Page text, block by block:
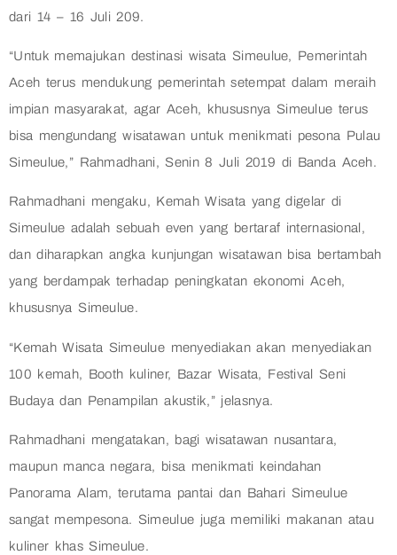
dari 14 – 16 Juli 209.
“Untuk memajukan destinasi wisata Simeulue, Pemerintah
Aceh terus mendukung pemerintah setempat dalam meraih
impian masyarakat, agar Aceh, khususnya Simeulue terus
bisa mengundang wisatawan untuk menikmati pesona Pulau
Simeulue,” Rahmadhani, Senin 8 Juli 2019 di Banda Aceh.
Rahmadhani mengaku, Kemah Wisata yang digelar di
Simeulue adalah sebuah even yang bertaraf internasional,
dan diharapkan angka kunjungan wisatawan bisa bertambah
yang berdampak terhadap peningkatan ekonomi Aceh,
khususnya Simeulue.
“Kemah Wisata Simeulue menyediakan akan menyediakan
100 kemah, Booth kuliner, Bazar Wisata, Festival Seni
Budaya dan Penampilan akustik,” jelasnya.
Rahmadhani mengatakan, bagi wisatawan nusantara,
maupun manca negara, bisa menikmati keindahan
Panorama Alam, terutama pantai dan Bahari Simeulue
sangat mempesona. Simeulue juga memiliki makanan atau
kuliner khas Simeulue.